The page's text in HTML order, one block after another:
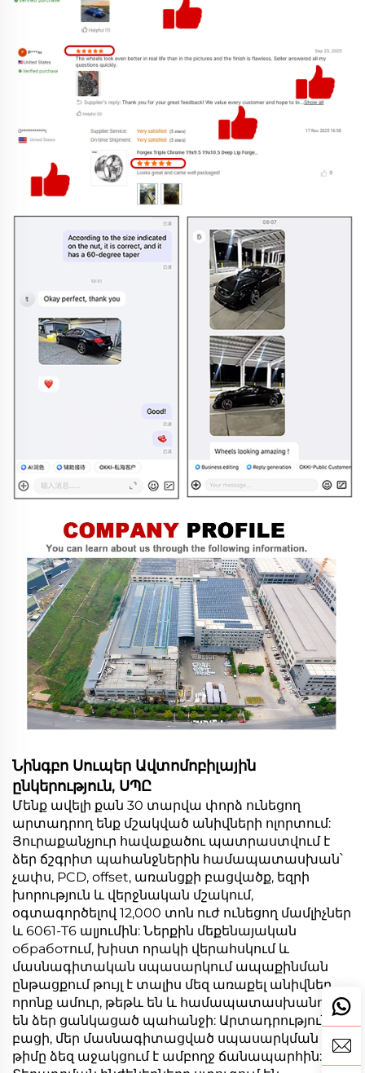
Նինգբո Սուպեր Ավտոմոբիլային
ընկերություն, ՍՊԸ
Մենք ավելի քան 30 տարվա փորձ ունեցող
արտադրող ենք մշակված անիվների ոլորտում:
Յուրաքանչյուր հավաքածու պատրաստվում է
ձեր ճշգրիտ պահանջներին համապատասխան՝
չափս, PCD, offset, առանցքի բացվածք, եզրի
խորություն և վերջնական մշակում,
օգտագործելով 12,000 տոն ուժ ունեցող մամլիչներ
և 6061-T6 ալյումին: Ներքին մեքենայական
обработում, խիստ որակի վերահսկում և
մասնագիտական սպասարկում ապաքինման
ընթացքում թույլ է տալիս մեզ առաքել անիվներ,
որոնք ամուր, թեթև են և համապատասխանում
են ձեր ցանկացած պահանջի: Արտադրությունից
բացի, մեր մասնագիտացված սպասարկման
թիմը ձեզ աջակցում է ամբողջ ճանապարհին: